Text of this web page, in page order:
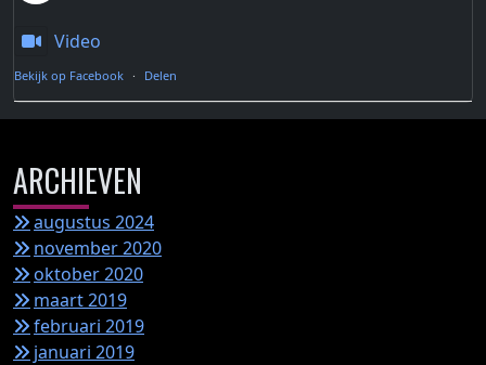
Video
Bekijk op Facebook · Delen
ARCHIEVEN
augustus 2024
november 2020
oktober 2020
maart 2019
februari 2019
januari 2019